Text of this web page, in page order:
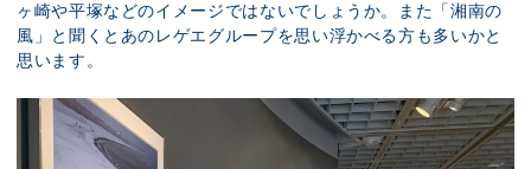
ヶ崎や平塚などのイメージではないでしょうか。また「湘南の
風」と聞くとあのレゲエグループを思い浮かべる方も多いかと
思います。